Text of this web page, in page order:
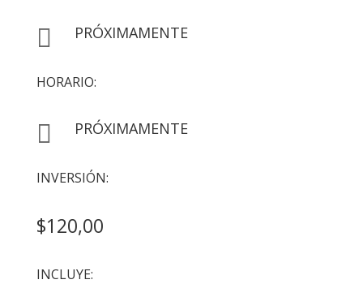
 PRÓXIMAMENTE
HORARIO:
 PRÓXIMAMENTE
INVERSIÓN:
$120,00
INCLUYE: